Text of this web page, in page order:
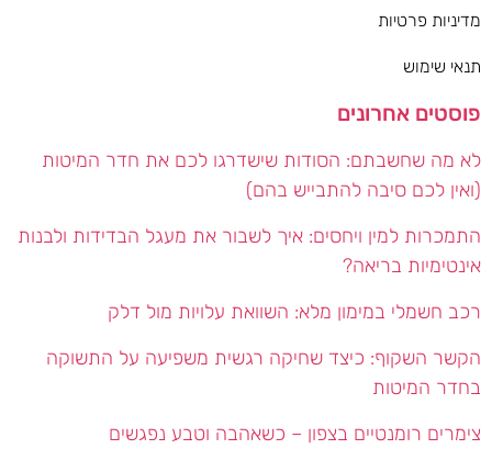
מדיניות פרטיות
תנאי שימוש
פוסטים אחרונים
לא מה שחשבתם: הסודות שישדרגו לכם את חדר המיטות
(ואין לכם סיבה להתבייש בהם)
התמכרות למין ויחסים: איך לשבור את מעגל הבדידות ולבנות
אינטימיות בריאה?
רכב חשמלי במימון מלא: השוואת עלויות מול דלק
הקשר השקוף: כיצד שחיקה רגשית משפיעה על התשוקה
בחדר המיטות
צימרים רומנטיים בצפון – כשאהבה וטבע נפגשים